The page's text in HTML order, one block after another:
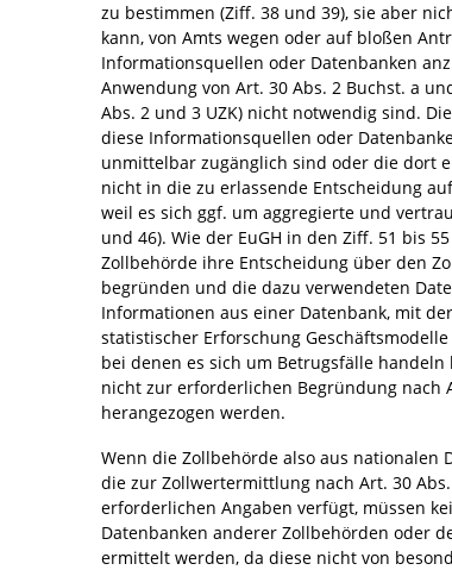
zu bestimmen (Ziff. 38 und 39), sie aber
kann, von Amts wegen oder auf bloßen
Informationsquellen oder Datenbanken
Anwendung von Art. 30 Abs. 2 Buchst. a
Abs. 2 und 3 UZK) nicht notwendig sind.
diese Informationsquellen oder
unmittelbar zugänglich sind oder die dort
nicht in die zu erlassende Entscheidung
weil es sich ggf. um aggregierte und
und 46). Wie der EuGH in den Ziff. 51 bis
Zollbehörde ihre Entscheidung über den
begründen und die dazu verwendeten
Informationen aus einer Datenbank, mit
statistischer Erforschung
bei denen es sich um Betrugsfälle
nicht zur erforderlichen Begründung nach
herangezogen werden.
Wenn die Zollbehörde also aus nationalen
die zur Zollwertermittlung nach Art. 30
erforderlichen Angaben verfügt, müssen
Datenbanken anderer Zollbehörden oder
ermittelt werden, da diese nicht von